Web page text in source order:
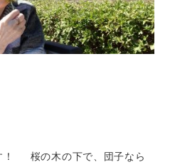
！ 桜の木の下で、団子なら